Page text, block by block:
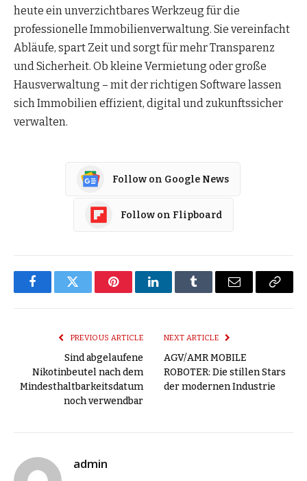
heute ein unverzichtbares Werkzeug für die
professionelle Immobilienverwaltung. Sie vereinfacht
Abläufe, spart Zeit und sorgt für mehr Transparenz
und Sicherheit. Ob kleine Vermietung oder große
Hausverwaltung – mit der richtigen Software lassen
sich Immobilien effizient, digital und zukunftssicher
verwalten.
Follow on Google News
Follow on Flipboard
FacebookTwitter PinterestLinkedInTumblr Email
Copy
PREVIOUS ARTICLE
Sind abgelaufene
Nikotinbeutel nach dem
Mindesthaltbarkeitsdatum
noch verwendbar
NEXT ARTICLE
AGV/AMR MOBILE
ROBOTER: Die stillen Stars
der modernen Industrie
admin